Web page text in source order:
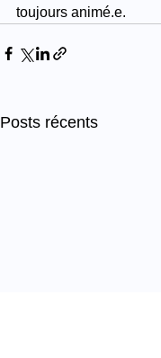
toujours animé.e.
Posts récents